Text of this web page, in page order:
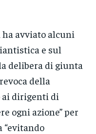
avviato alcuni
e sul
delibera di giunta
della
ai dirigenti di
ogni azione” per
“evitando